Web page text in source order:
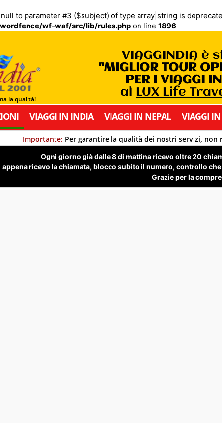
to parameter #3 ($subject) of type array|string is
wf-waf/src/lib/rules.php on line 1896
la qualità!
VIAGGINDIA è
"MIGLIOR TOUR
PER I VIAGGI
al LUX Life
VIAGGI IN INDIA VIAGGI IN NEPAL VIAGGI
Importante: Per garantire la qualità dei nostri servizi,
Ogni giorno già dalle 8 di mattina ricevo oltre 20
appena ricevo la chiamata, blocco subito il numero, controllo
Grazie per la